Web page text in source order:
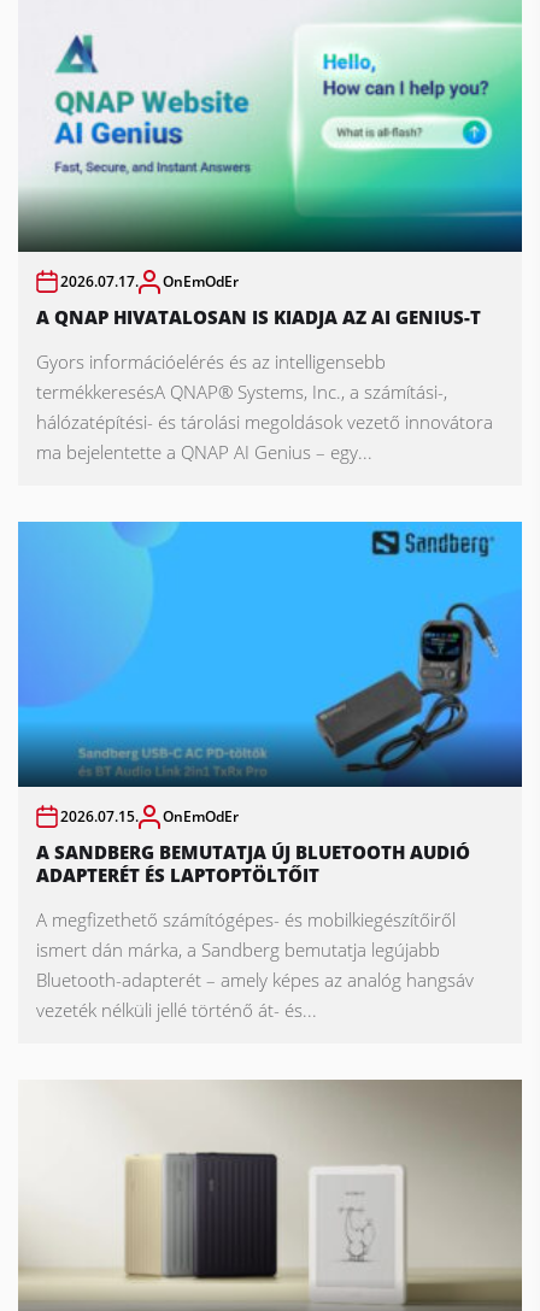
2026.07.17. OnEmOdEr
A QNAP HIVATALOSAN IS KIADJA AZ AI GENIUS-T
Gyors információelérés és az intelligensebb
termékkeresésA QNAP® Systems, Inc., a számítási-,
hálózatépítési- és tárolási megoldások vezető innovátora
ma bejelentette a QNAP AI Genius – egy...
2026.07.15. OnEmOdEr
A SANDBERG BEMUTATJA ÚJ BLUETOOTH AUDIÓ
ADAPTERÉT ÉS LAPTOPTÖLTŐIT
A megfizethető számítógépes- és mobilkiegészítőiről
ismert dán márka, a Sandberg bemutatja legújabb
Bluetooth-adapterét – amely képes az analóg hangsáv
vezeték nélküli jellé történő át- és...